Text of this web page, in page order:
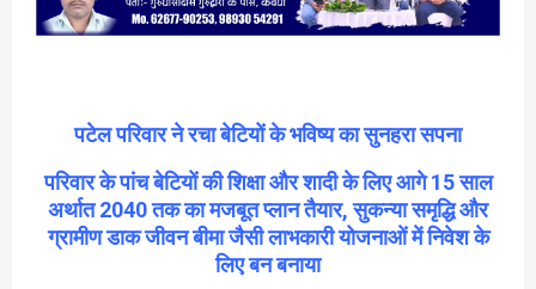
पटेल परिवार ने रचा बेटियों के भविष्य का सुनहरा सपना
परिवार के पांच बेटियों की शिक्षा और शादी के लिए आगे 15 साल
अर्थात 2040 तक का मजबूत प्लान तैयार, सुकन्या समृद्धि और
ग्रामीण डाक जीवन बीमा जैसी लाभकारी योजनाओं में निवेश के
लिए बन बनाया